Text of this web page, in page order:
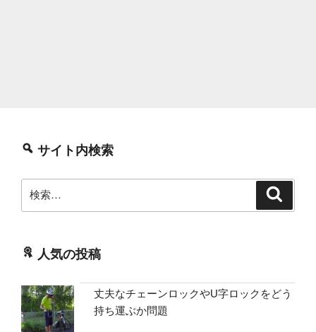
サイト内検索
索:
人気の投稿
丈夫なチェーンロックやU字ロックをどう
持ち運ぶか問題